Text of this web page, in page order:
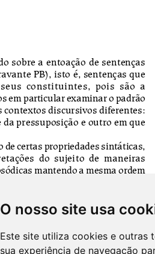
O nosso site usa
Este site utiliza cookies e outras
sua experiência de navegação